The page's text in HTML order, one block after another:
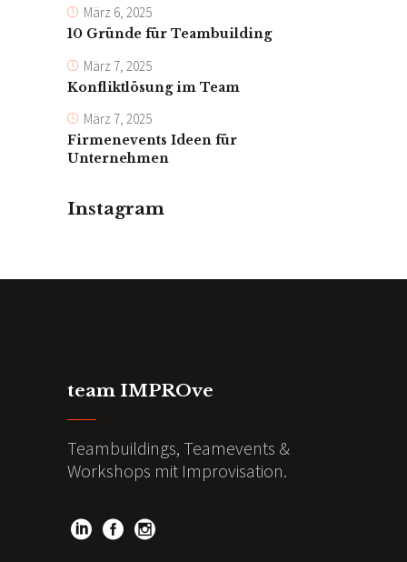
März 6, 2025
10 Gründe für Teambuilding
März 7, 2025
Konfliktlösung im Team
März 7, 2025
Firmenevents Ideen für
Unternehmen
Instagram
team IMPROve
Teambuildings, Teamevents &
Workshops mit Improvisation.